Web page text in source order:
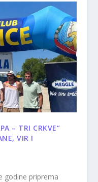
– TRI CRKVE“
VIR I
godine priprema